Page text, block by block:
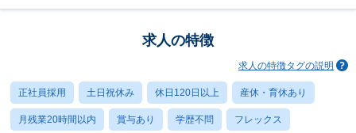
求人の特徴
求人の特徴タグの説明
正社員採用 土日祝休み 休日120日以上 産休・育休あり
月残業20時間以内 賞与あり 学歴不問 フレックス